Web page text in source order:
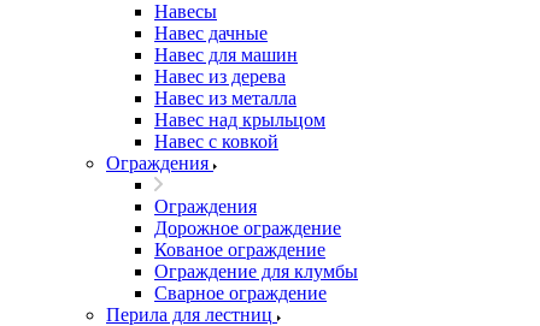
Навесы
Навес дачные
Навес для машин
Навес из дерева
Навес из металла
Навес над крыльцом
Навес с ковкой
Ограждения
Ограждения
Дорожное ограждение
Кованое ограждение
Ограждение для клумбы
Сварное ограждение
Перила для лестниц